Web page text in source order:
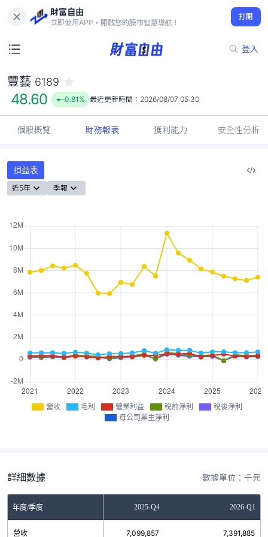
財富自由
立即使用APP，開啟您的股市智慧導航！
打開
登入
48.60
-0.81%
豐藝 6189
48.60 -0.81% 最近更新時間： 2026/08/07 05:30
個股概覽 財務報表 獲利能力 安全性分析
損益表
近5年 季報
營收 毛利 營業利益 稅前淨利
稅後淨利
母公司業主淨利
詳細數據 數據單位：千元
年度/季度2025-Q3 2025-Q4 2026-Q1
營收 7,099,857 7,391,885